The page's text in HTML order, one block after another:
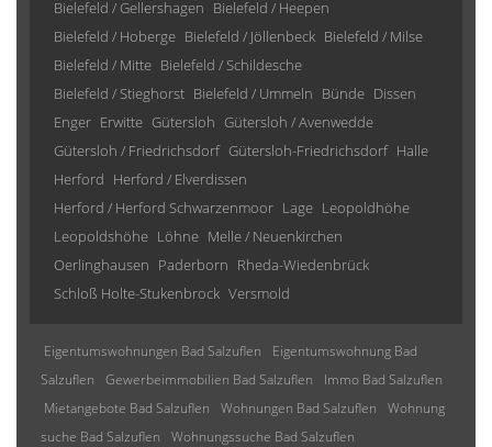
Bielefeld / Gellershagen Bielefeld / Heepen
Bielefeld / Hoberge Bielefeld / Jöllenbeck Bielefeld / Milse
Bielefeld / Mitte Bielefeld / Schildesche
Bielefeld / Stieghorst Bielefeld / Ummeln Bünde Dissen
Enger Erwitte Gütersloh Gütersloh / Avenwedde
Gütersloh / Friedrichsdorf Gütersloh-Friedrichsdorf Halle
Herford Herford / Elverdissen
Herford / Herford Schwarzenmoor Lage Leopoldhöhe
Leopoldshöhe Löhne Melle / Neuenkirchen
Oerlinghausen Paderborn Rheda-Wiedenbrück
Schloß Holte-Stukenbrock Versmold
Eigentumswohnungen Bad Salzuflen
Eigentumswohnung Bad
Salzuflen
Gewerbeimmobilien Bad Salzuflen
Immo Bad Salzuflen
Mietangebote Bad Salzuflen
Wohnungen Bad Salzuflen
Wohnung
suche Bad Salzuflen
Wohnungssuche Bad Salzuflen